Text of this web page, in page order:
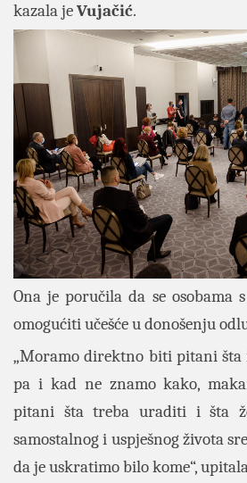
kazala jeVujačić.
Ona je poručila da se osobama
omogućiti učešće u donošenju
„Moramo direktno biti pitani
pa i kad ne znamo kako,
pitani šta treba uraditi i šta
samostalnog i uspješnog života
da je uskratimo bilo kome“,